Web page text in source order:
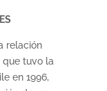
relación
que tuvo la
en 1996,